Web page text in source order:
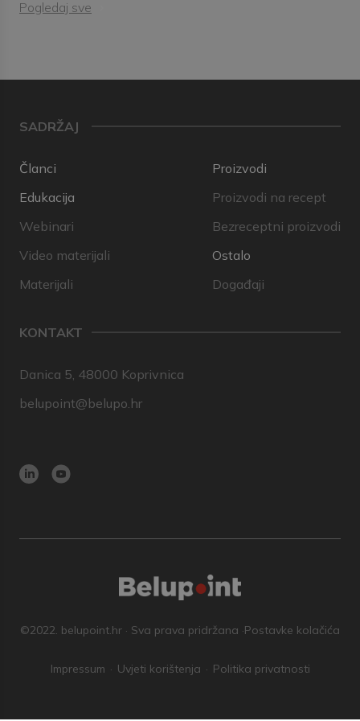
Pogledaj sve
SADRŽAJ
Članci
Edukacija
Webinari
Video materijali
Materijali
Proizvodi
Proizvodi na recept
Bezreceptni proizvodi
Ostalo
Događaji
KONTAKT
Danica 5, 48000 Koprivnica
belupoint@belupo.hr
©2022. belupoint.hr · Sva prava pridržana ·Postavke kolačića
Impressum Uvjeti korištenja Politika privatnosti